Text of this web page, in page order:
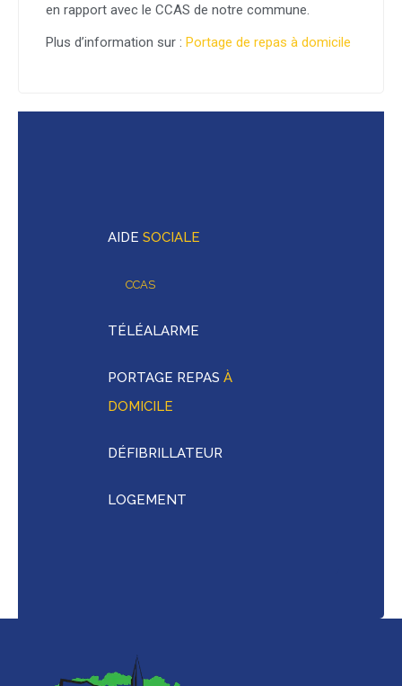
en rapport avec le CCAS de notre commune.
Plus d’information sur : Portage de repas à domicile
AIDE SOCIALE
CCAS
TÉLÉALARME
PORTAGE REPAS À
DOMICILE
DÉFIBRILLATEUR
LOGEMENT